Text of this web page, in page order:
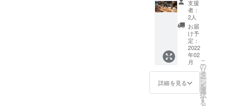
す。
ルス
テーキ
お食事
（5000
円分）
・有効
期限
2022年
3月1
日〜8月
31日ま
支援
者：
2人
お届
け予
定：
2022
年02
月
詳細を見る
こ
の
リ
タ
ー
ン
を
選
択
す
る